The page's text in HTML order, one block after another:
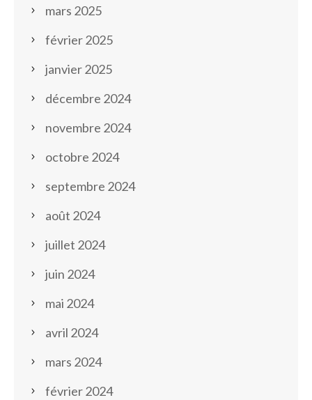
mars 2025
février 2025
janvier 2025
décembre 2024
novembre 2024
octobre 2024
septembre 2024
août 2024
juillet 2024
juin 2024
mai 2024
avril 2024
mars 2024
février 2024